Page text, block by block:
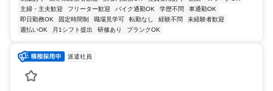
主婦・主夫歓迎
フリーター歓迎 バイク通勤OK 学歴不問
車通勤OK
即日勤務OK
固定時間制 職場見学可 転勤なし 経験不問
未経験者歓迎
週払いOK
月1シフト提出 研修あり ブランクOK
派遣社員